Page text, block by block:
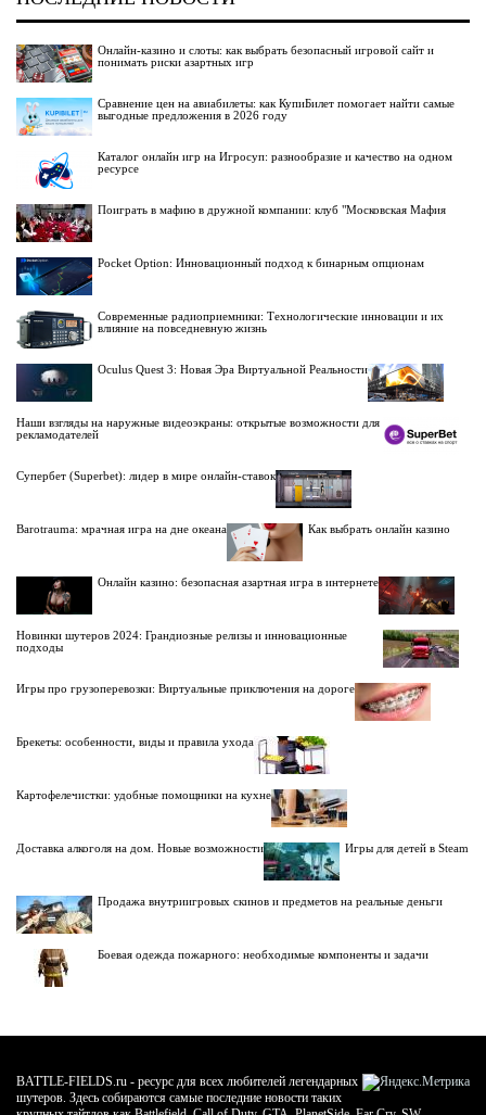
Онлайн-казино и слоты: как выбрать безопасный игровой сайт и
понимать риски азартных игр
Сравнение цен на авиабилеты: как КупиБилет помогает найти самые
выгодные предложения в 2026 году
Каталог онлайн игр на Игросуп: разнообразие и качество на одном
ресурсе
Поиграть в мафию в дружной компании: клуб "Московская Мафия
Pocket Option: Инновационный подход к бинарным опционам
Современные радиоприемники: Технологические инновации и их
влияние на повседневную жизнь
Oculus Quest 3: Новая Эра Виртуальной Реальности
Наши взгляды на наружные видеоэкраны: открытые возможности для
рекламодателей
Супербет (Superbet): лидер в мире онлайн-ставок
Barotrauma: мрачная игра на дне океана Как выбрать онлайн казино
Онлайн казино: безопасная азартная игра в интернете
Новинки шутеров 2024: Грандиозные релизы и инновационные
подходы
Игры про грузоперевозки: Виртуальные приключения на дороге
Брекеты: особенности, виды и правила ухода
Картофелечистки: удобные помощники на кухне
Доставка алкоголя на дом. Новые возможности Игры для детей в Steam
Продажа внутриигровых скинов и предметов на реальные деньги
Боевая одежда пожарного: необходимые компоненты и задачи
BATTLE-FIELDS.ru - ресурс для всех любителей легендарных
шутеров. Здесь собираются самые последние новости таких